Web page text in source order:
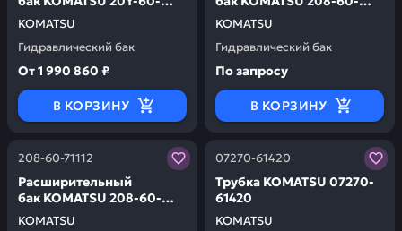
KOMATSU
31112
Гидравлический бак
От1 990 860 ₽
В КОРЗИНУ
KOMATSU
71113
Гидравлический бак
По запросу
В КОРЗИНУ
208-60-71112
KOMATSU
Расширительный
бак KOMATSU 208-60-
71112
Заказывая запчасти у нас, вы получаете гарантию
07270-61420
KOMATSU
Трубка KOMATSU 07270-
61420
Заказывая запчасти у